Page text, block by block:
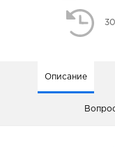
Описание